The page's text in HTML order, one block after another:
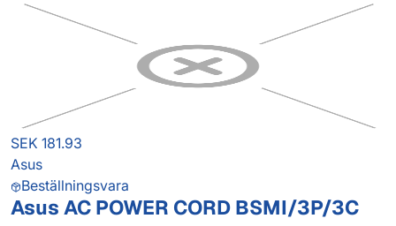
SEK 181.93
Asus
Beställningsvara
Asus AC POWER CORD BSMI/3P/3C